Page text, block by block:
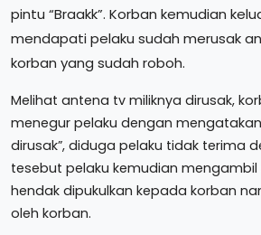
pintu “Braakk”. Korban kemudian
mendapati pelaku sudah merusak
korban yang sudah roboh.
Melihat antena tv miliknya dirusak,
menegur pelaku dengan
dirusak”, diduga pelaku tidak terima
tesebut pelaku kemudian mengambil
hendak dipukulkan kepada korban
oleh korban.